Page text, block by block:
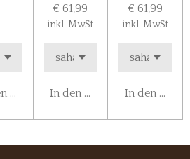
Warenkorb
€ 61,99
inkl. MwSt
In den Warenkorb
€ 61,99
inkl. MwSt
In den